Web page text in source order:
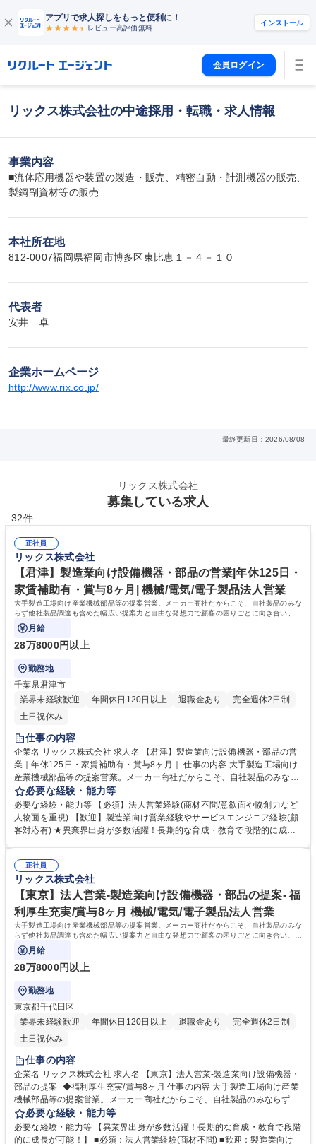
アプリで求人探しをもっと便利に！
レビュー高評価無料
インストール
会員ログイン
リックス株式会社の中途採用・転職・求人情報
事業内容
■流体応用機器や装置の製造・販売、精密自動・計測機器の販売、
製鋼副資材等の販売
本社所在地
812-0007福岡県福岡市博多区東比恵１－４－１０
代表者
安井　卓
企業ホームページ
http://www.rix.co.jp/
最終更新日：2026/08/08
リックス株式会社
募集している求人
32件
正社員
リックス株式会社
【君津】製造業向け設備機器・部品の営業|年休125日・
家賃補助有・賞与8ヶ月| 機械/電気/電子製品法人営業
大手製造工場向け産業機械部品等の提案営業。メーカー商社だからこそ、自社製品のみな
らず他社製品調達も含めた幅広い提案力と自由な発想力で顧客の困りごとに向き合い、顧
客の役に立つ課題解決を目指します。
月給
28万8000円以上
勤務地
千葉県君津市
業界未経験歓迎
年間休日120日以上 退職金あり
完全週休2日制
土日祝休み
仕事の内容
企業名 リックス株式会社 求人名 【君津】製造業向け設備機器・部品の営
業｜年休125日・家賃補助有・賞与8ヶ月｜ 仕事の内容 大手製造工場向け
産業機械部品等の提案営業。メーカー商社だからこそ、自社製品のみなら
ず他社製品調達も含めた幅広い提案力と自由な発想力で顧客の困りごとに
向き合い、顧客の役に立つ課題解決を目指します。 ◆顧客ニーズや課題を
主体的に捉え、課題解決にむけた最適な商品やサービスを幅広い選択肢か
ら提案ができる自由度の高い顧客密着型営業です。 ◆自社製品でもある
由な発想で提案が可能です。メーカー商社の強みを活かし、技術部門と共
同で製品開発から取り組むケースもございます。 募集職種 【君津】製造
業向け設備機器・部品の営業｜年休125日・家賃補助有・賞与8ヶ月｜
必要な経験・能力等
必要な経験・能力等 【必須】法人営業経験(商材不問/意欲面や協創力など
人物面を重視) 【歓迎】製造業向け営業経験やサービスエンジニア経験(顧
客対応有) ★異業界出身が多数活躍！長期的な育成・教育で段階的に成長
す。 （https://www.rix.co.jp/recruit/new/interviews/oneday/oneday02/）
＜組織風土＞組織横断でノウハウ共有を進める文化があり、社内情報共有
システムを通じて、他拠点での成功事例や次の1手に対するアドバイスが
得られる仕組みがあります。日々改善を図れる環境が整っています。 学
歴・資格 学歴：大学院 大学 高専 語学力： 資格：第一種運転免許普通自動
車
正社員
リックス株式会社
【東京】法人営業-製造業向け設備機器・部品の提案- 福
利厚生充実/賞与8ヶ月 機械/電気/電子製品法人営業
大手製造工場向け産業機械部品等の提案営業。メーカー商社だからこそ、自社製品のみな
らず他社製品調達も含めた幅広い提案力と自由な発想力で顧客の困りごとに向き合い、顧
客の役に立つ課題解決を目指します。
月給
28万8000円以上
勤務地
東京都千代田区
業界未経験歓迎
年間休日120日以上 退職金あり
完全週休2日制
土日祝休み
仕事の内容
企業名 リックス株式会社 求人名 【東京】法人営業-製造業向け設備機器・
部品の提案- ◆福利厚生充実/賞与8ヶ月 仕事の内容 大手製造工場向け産業
機械部品等の提案営業。メーカー商社だからこそ、自社製品のみならず他
社製品調達も含めた幅広い提案力と自由な発想力で顧客の困りごとに向き
合い、顧客の役に立つ課題解決を目指します。 ◆モノ売りに留まらず、顧
客ニーズや課題を主体的に捉え、それらを解決するための最適な商品やサ
必要な経験・能力等
必要な経験・能力等 【異業界出身が多数活躍！長期的な育成・教育で段階
的に成長が可能！】 ■必須：法人営業経験(商材不問) ■歓迎：製造業向け